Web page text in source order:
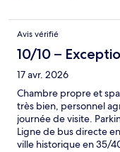
Avis vérifié
10/10 –
17 avr. 2026
Chambre propre et
très bien, personnel
journée de visite.
Ligne de bus directe
ville historique en 35/